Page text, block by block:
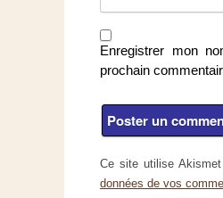
Enregistrer mon
prochain
Ce site utilise
données de vos